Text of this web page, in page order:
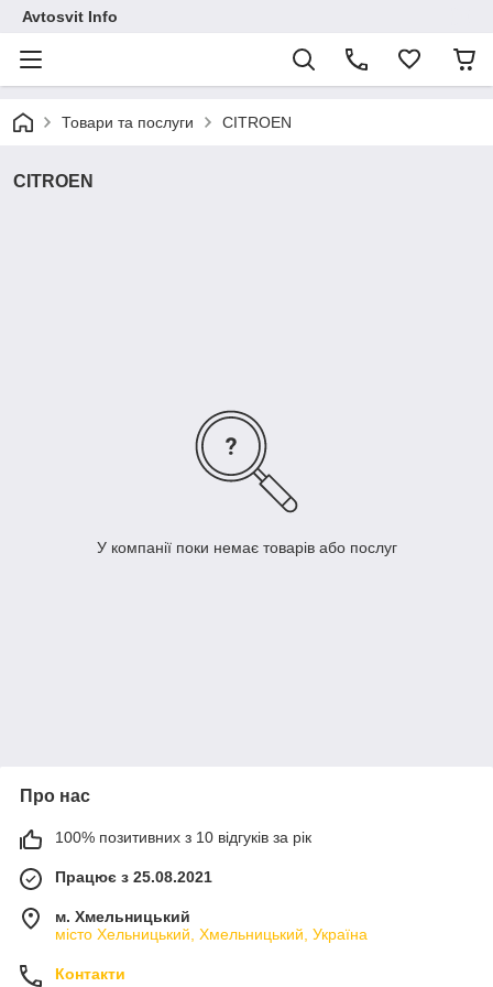
Avtosvit Info
Товари та послуги CITROEN
CITROEN
У компанії поки немає товарів або послуг
Про нас
100% позитивних з 10 відгуків за рік
Працює з 25.08.2021
м. Хмельницький
місто Хельницький, Хмельницький, Україна
Контакти